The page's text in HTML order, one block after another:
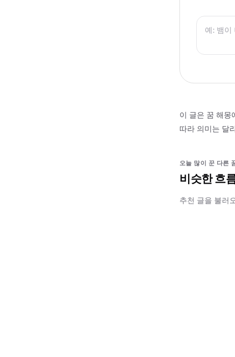
이 글은 꿈 해몽
따라 의미는 달
오늘 많이 꾼 다른
비슷한 흐
추천 글을 불러